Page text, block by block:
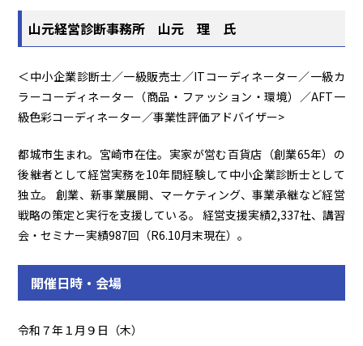
山元経営診断事務所 山元 理 氏
＜中小企業診断士／一級販売士／ITコーディネーター／一級カ
ラーコーディネーター（商品・ファッション・環境）／AFT一
級色彩コーディネーター／事業性評価アドバイザー>
都城市生まれ。宮崎市在住。実家が営む百貨店（創業65年）の
後継者として経営実務を10年間経験して中小企業診断士として
独立。 創業、新事業展開、マーケティング、事業承継など経営
戦略の策定と実行を支援している。 経営支援実績2,337社、講習
会・セミナー実績987回（R6.10月末現在）。
開催日時・会場
令和７年１月９日（木）